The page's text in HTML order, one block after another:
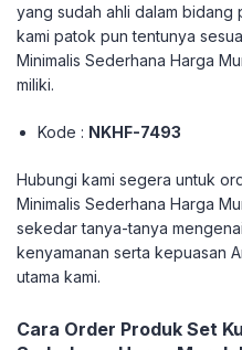
yang sudah ahli dalam bidang
kami patok pun tentunya
Minimalis Sederhana Harga
miliki.
Kode : NKHF-7493
Hubungi kami segera untuk
Minimalis Sederhana Harga
sekedar tanya-tanya
kenyamanan serta kepuasan
utama kami.
Cara Order Produk Set